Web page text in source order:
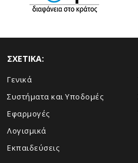
ΣΧΕΤΙΚΑ:
Γενικά
Συστήματα και Υποδομές
Εφαρμογές
Λογισμικά
Εκπαιδεύσεις